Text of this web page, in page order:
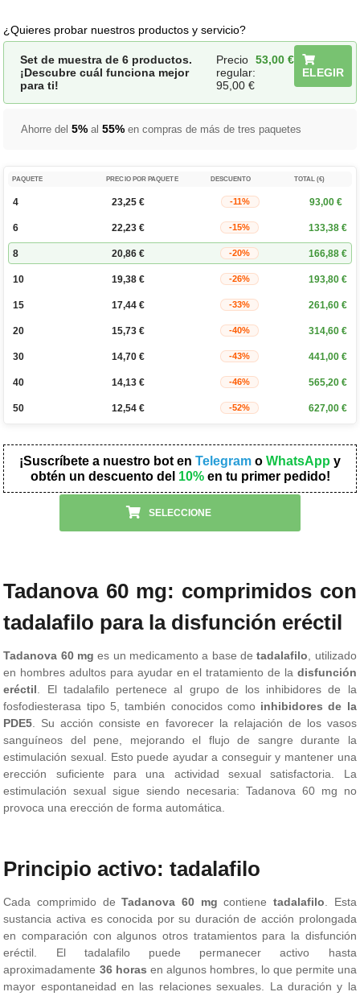
¿Quieres probar nuestros productos y servicio?
Set de muestra de 6 productos.
¡Descubre cuál funciona mejor
para ti!
Precio
regular:
95,00 €
53,00 €
ELEGIR
Ahorre del5%al55%en compras de más de tres paquetes
PAQUETE PRECIO POR PAQUETE DESCUENTO TOTAL (€)
4 23,25€ -11% 93,00 €
6 22,23 € -15% 133,38 €
8 20,86 € -20% 166,88 €
10 19,38 € -26% 193,80 €
15 17,44 € -33% 261,60 €
20 15,73 € -40% 314,60 €
30 14,70 € -43% 441,00 €
40 14,13 € -46% 565,20 €
50 12,54 € -52% 627,00 €
¡Suscríbete a nuestro bot en Telegram o WhatsApp y
obtén un descuento del 10%en tu primer pedido!
SELECCIONE
Tadanova 60 mg: comprimidos con
tadalafilo para la disfunción eréctil
Tadanova 60 mg es un medicamento a base detadalafilo, utilizado
en hombres adultos para ayudar en el tratamiento de la disfunción
eréctil. El tadalafilo pertenece al grupo de los inhibidores de la
fosfodiesterasa tipo 5, también conocidos como inhibidores de la
PDE5. Su acción consiste en favorecer la relajación de los vasos
sanguíneos del pene, mejorando el flujo de sangre durante la
estimulación sexual. Esto puede ayudar a conseguir y mantener una
erección suficiente para una actividad sexual satisfactoria. La
estimulación sexual sigue siendo necesaria: Tadanova 60 mg no
provoca una erección de forma automática.
Principio activo: tadalafilo
Cada comprimido deTadanova 60 mg contiene tadalafilo. Esta
sustancia activa es conocida por su duración de acción prolongada
en comparación con algunos otros tratamientos para la disfunción
eréctil. El tadalafilo puede permanecer activo hasta
aproximadamente 36 horas en algunos hombres, lo que permite una
mayor espontaneidad en las relaciones sexuales. La duración y la